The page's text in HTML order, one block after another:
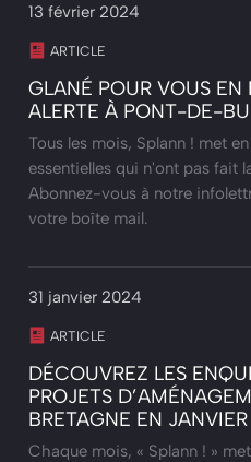
13 février 2024
ARTICLE
GLANÉ POUR VOUS
ALERTE À PONT-DE-
Tous les mois, Splann ! met
essentielles qui n'ont pas fait
Abonnez-vous à notre
votre boîte mail.
31 janvier 2024
ARTICLE
DÉCOUVREZ LES
PROJETS
BRETAGNE EN
Chaque mois, « Splann ! »